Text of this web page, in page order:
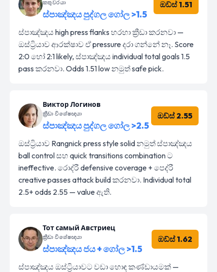
කතුවරයා
ස්පාඤ්ඤය පුද්ගල ගෝල >1.5
ඔඩ්ස් 1.51
ස්පාඤ්ඤය high press flanks හරහා ක්‍රීඩා කරනවා —
ඔස්ට්‍රියාව ආරක්ෂාව ඒ pressure දරා ගන්නේ නෑ. Score
2:0 හෝ 2:1 likely, ස්පාඤ්ඤය individual total goals 1.5
pass කරනවා. Odds 1.51 low නමුත් safe pick.
Виктор Логинов
ක්‍රීඩා විශේෂඥයා
ස්පාඤ්ඤය පුද්ගල ගෝල >2.5
ඔඩ්ස් 2.55
ඔස්ට්‍රියාව Rangnick press style solid නමුත් ස්පාඤ්ඤය
ball control සහ quick transitions combination ට
ineffective. රොද්රී defensive coverage + පෙද්රී
creative passes attack build කරනවා. Individual total
2.5+ odds 2.55 — value ඇති.
Тот самый Австриец
ක්‍රීඩා විශේෂඥයා
ස්පාඤ්ඤය ජය + ගෝල >1.5
ඔඩ්ස් 1.62
ස්පාඤ්ඤය ඔස්ට්‍රියාවට වඩා හොඳ කණ්ඩායමක් —